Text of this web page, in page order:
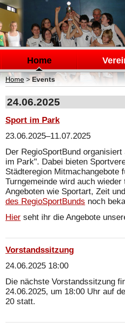
Navigation
überspringen
Home
Home> Events
24.06.2025
Sport im Park
23.06.2025–11.07.2025
Der RegioSportBund
im Park". Dabei bieten
Städteregion Mitmachangebote
Turngemeinde wird auch
Angeboten wie Sportart, Zeit
des RegioSportBunds noch
Hier seht ihr die Angebote
Vorstandssitzung
24.06.2025 18:00
Die nächste Vorstandssitzung
24.06.2025, um 18:00 Uhr auf
20 statt.